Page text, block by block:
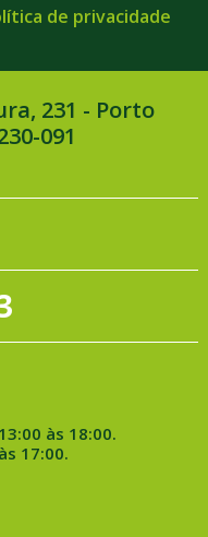
de privacidade
231 - Porto
091
às 18:00.
17:00.